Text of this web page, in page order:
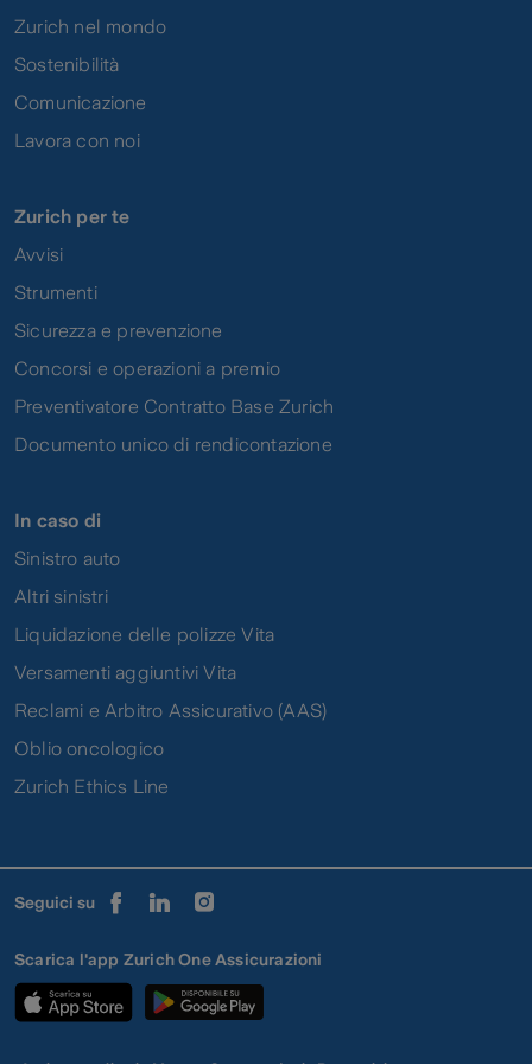
Zurich nel mondo
Sostenibilità
Comunicazione
Lavora con noi
Zurich per te
Avvisi
Strumenti
Sicurezza e prevenzione
Concorsi e operazioni a premio
Preventivatore Contratto Base Zurich
Documento unico di rendicontazione
In caso di
Sinistro auto
Altri sinistri
Liquidazione delle polizze Vita
Versamenti aggiuntivi Vita
Reclami e Arbitro Assicurativo (AAS)
Oblio oncologico
Zurich Ethics Line
Seguici su
Scarica l'app Zurich One Assicurazioni